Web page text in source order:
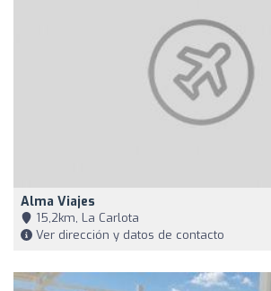
Alma Viajes
15,2km, La Carlota
Ver dirección y datos de contacto